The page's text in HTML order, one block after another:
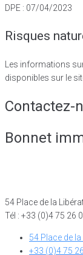
DPE : 07/04/2023
Risques
Les informations
disponibles sur le
Contactez-
Bonnet
54 Place de la
Tél : +33 (0)4 75 26
54 Place de
+33 (0)4 75